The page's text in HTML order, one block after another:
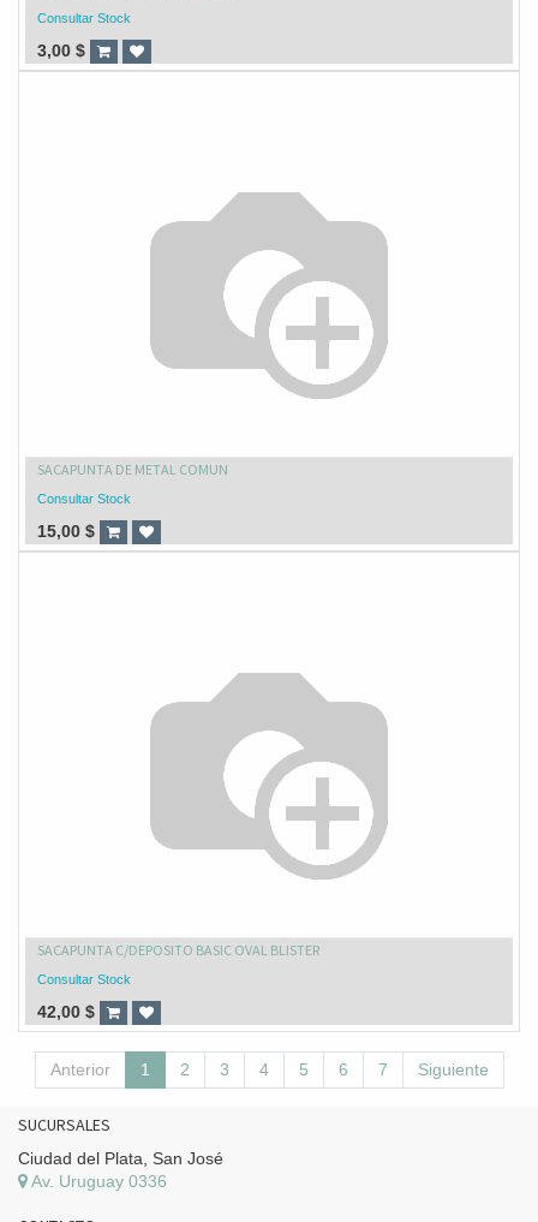
Consultar Stock
3,00 $
SACAPUNTA DE METAL COMUN
Consultar Stock
15,00 $
SACAPUNTA C/DEPOSITO BASIC OVAL BLISTER
Consultar Stock
42,00 $
Anterior 1 2 3 4 5 6 7 Siguiente
SUCURSALES
Ciudad del Plata, San José
Av. Uruguay 0336